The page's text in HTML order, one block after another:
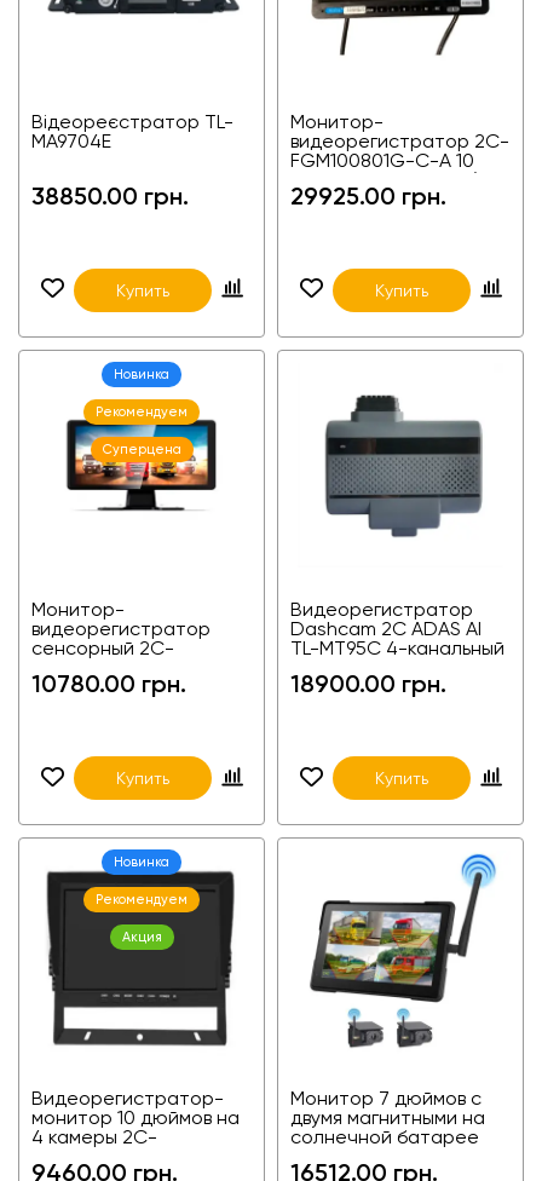
Відеореєстратор TL-
MA9704E
38850.00 грн.
Купить
Монитор-
видеорегистратор 2C-
FGM100801G-C-A 10
дюймов на 8 камер (8-
канальный) 4G GPS
29925.00 грн.
Купить
Новинка
Рекомендуем
Суперцена
Монитор-
видеорегистратор
сенсорный 2C-
дюймов на 4 камеры
10780.00 грн.
Купить
Видеорегистратор
Dashcam 2C ADAS AI
TL-MT95C 4-канальный
встроенной
грузовиков, фур,
агротехники и
спецтехники.
18900.00 грн.
Купить
Новинка
Рекомендуем
Акция
Видеорегистратор-
монитор 10 дюймов на
4 камеры 2C-
9460.00 грн.
Монитор 7 дюймов с
двумя магнитными на
солнечной батарее
FA7W010-2
16512.00 грн.